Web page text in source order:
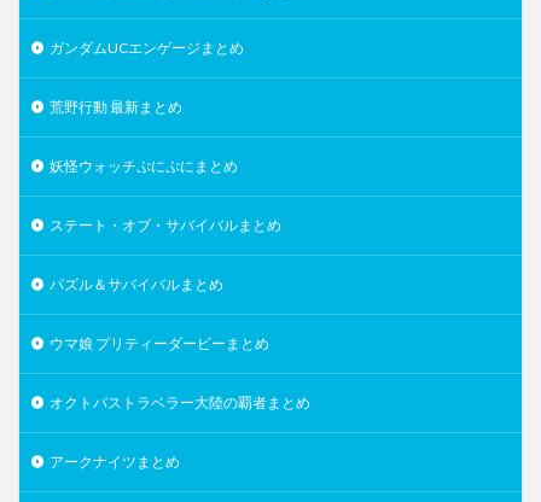
ガンダムUCエンゲージまとめ
荒野行動 最新まとめ
妖怪ウォッチぷにぷにまとめ
ステート・オブ・サバイバルまとめ
パズル＆サバイバルまとめ
ウマ娘 プリティーダービーまとめ
オクトパストラベラー大陸の覇者まとめ
アークナイツまとめ